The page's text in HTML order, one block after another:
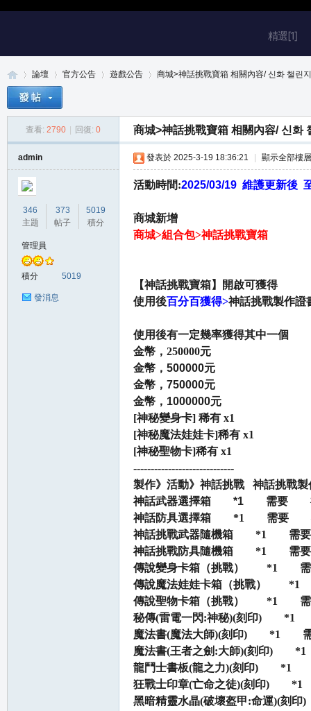
精選[1]
論壇
›
官方公告
›
遊戲公告
›
商城>神話挑戰寶箱 相關內容/ 신화 챌린
查看: 2790 回復: 0 商城>神話挑戰寶箱 相關內容/ 신화
admin
346
主題
373
帖子
5019
積分
管理員
積分 5019
發消息
發表於 2025-3-19 18:36:21 顯示全部樓層
活動時間:2025/03/19 維護更新後
商城新增
商城>組合包>神話挑戰寶箱
【神話挑戰寶箱】開啟可獲得
使用後百分百獲得>神話挑戰製作證
使用後有一定幾率獲得其中一個
金幣，250000元
金幣，500000元
金幣，750000元
金幣，1000000元
[神秘變身卡] 稀有 x1
[神秘魔法娃娃卡]稀有 x1
[神秘聖物卡]稀有 x1
-----------------------------
製作》活動》神話挑戰 神話挑戰
神話武器選擇箱 *1 需要 神
神話防具選擇箱 *1 需要
神話挑戰武器隨機箱 *1 需
神話挑戰防具隨機箱 *1 需
傳說變身卡箱（挑戰） *1
傳說魔法娃娃卡箱（挑戰）
傳說聖物卡箱（挑戰） *1
秘傳(雷電一閃:神秘)(刻印)
魔法書(魔法大師)(刻印) *1
魔法書(王者之劍:大師)(刻印
龍鬥士書板(龍之力)(刻印)
狂戰士印章(亡命之徒)(刻印)
黑暗精靈水晶(破壞盔甲:命運